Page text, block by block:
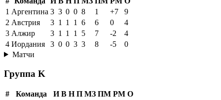
1 Аргентина 3 3 0 0 8 1 +7
9
2 Австрия 3 1 1 1 6 6 0
4
3 Алжир 3 1 1 1 5 7 -2
4
4 Иордания 3 0 0 3 3 8 -5
0
Матчи
Группа K
# Команда И В Н П МЗ ПМ РМ О